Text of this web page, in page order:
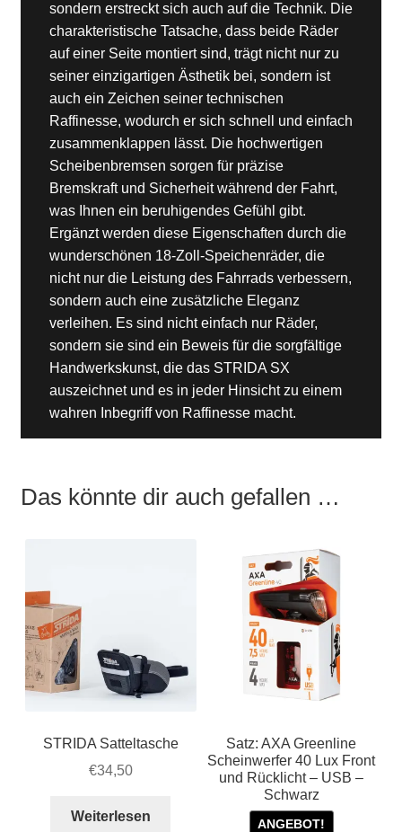
sondern erstreckt sich auch auf die Technik. Die
charakteristische Tatsache, dass beide Räder
auf einer Seite montiert sind, trägt nicht nur zu
seiner einzigartigen Ästhetik bei, sondern ist
auch ein Zeichen seiner technischen
Raffinesse, wodurch er sich schnell und einfach
zusammenklappen lässt. Die hochwertigen
Scheibenbremsen sorgen für präzise
Bremskraft und Sicherheit während der Fahrt,
was Ihnen ein beruhigendes Gefühl gibt.
Ergänzt werden diese Eigenschaften durch die
wunderschönen 18-Zoll-Speichenräder, die
nicht nur die Leistung des Fahrrads verbessern,
sondern auch eine zusätzliche Eleganz
verleihen. Es sind nicht einfach nur Räder,
sondern sie sind ein Beweis für die sorgfältige
Handwerkskunst, die das STRIDA SX
auszeichnet und es in jeder Hinsicht zu einem
wahren Inbegriff von Raffinesse macht.
Das könnte dir auch gefallen …
STRIDA Satteltasche
€34,50
Weiterlesen
Satz: AXA Greenline
Scheinwerfer 40 Lux Front
und Rücklicht – USB –
Schwarz
ANGEBOT!